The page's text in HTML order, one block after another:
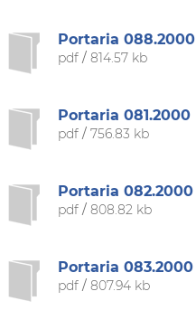
Portaria 088.2000
pdf/ 814.57 kb
Portaria 081.2000
pdf/ 756.83 kb
Portaria 082.2000
pdf/ 808.82 kb
Portaria 083.2000
pdf/ 807.94 kb